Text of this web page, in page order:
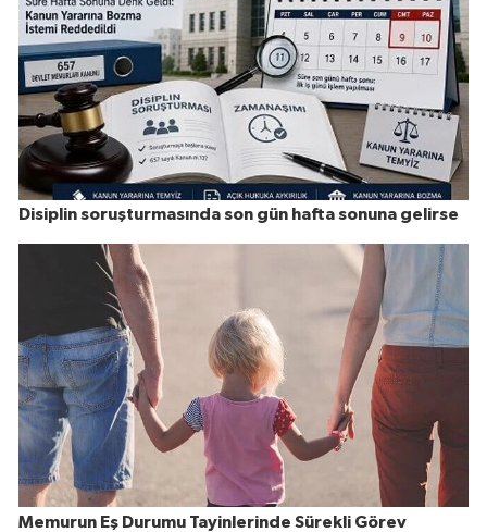
Disiplin soruşturmasında son gün hafta sonuna gelirse
Memurun Eş Durumu Tayinlerinde Sürekli Görev